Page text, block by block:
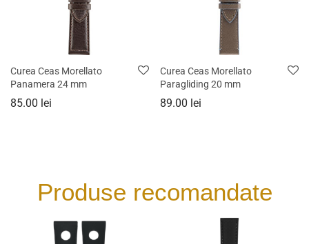
Curea Ceas Morellato
Panamera 24 mm
85.00 lei
Curea Ceas Morellato
Paragliding 20 mm
89.00 lei
Produse recomandate